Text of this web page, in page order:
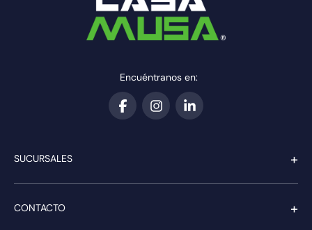
Encuéntranos en:
SUCURSALES +
CONTACTO +